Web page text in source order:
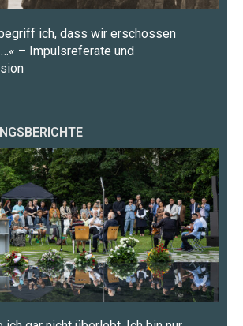
ich, dass wir erschossen
– Impulsreferate und